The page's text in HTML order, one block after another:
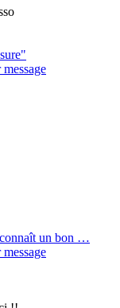
un bon …